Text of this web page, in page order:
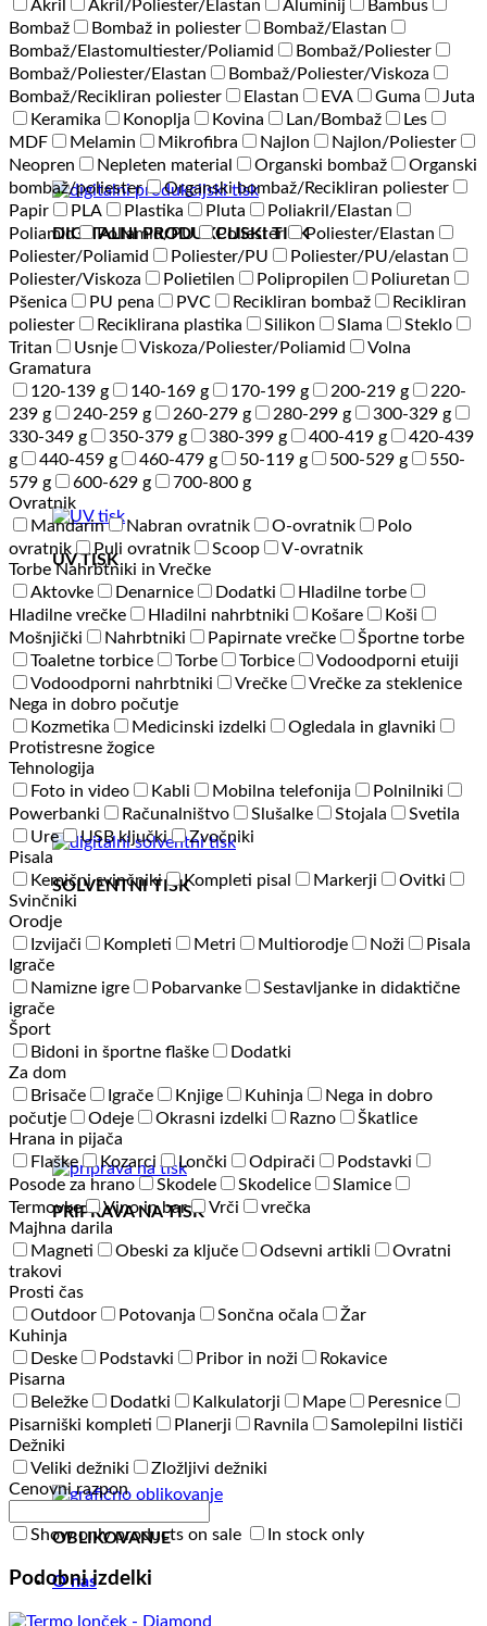
DIGITALNI PRODUKCIJSKI TISK
UV TISK
SOLVENTNI TISK
PRIPRAVA NA TISK
OBLIKOVANJE
O nas
Akril Akril/Poliester/Elastan Aluminij
Bambus
Bombaž
Bombaž in poliester
Bombaž/Elastan
Bombaž/Elastomultiester/Poliamid
Bombaž/Poliester
Bombaž/Poliester/Elastan
Bombaž/Poliester/Viskoza
Bombaž/Recikliran poliester
Elastan EVA Guma
Juta
Keramika
Konoplja Kovina Lan/Bombaž
Les
MDF
Melamin Mikrofibra Najlon
Najlon/Poliester
Neopren
Nepleten material Organski bombaž
Organski
bombaž/poliester
Organski bombaž/Recikliran poliester
Papir
PLA Plastika Pluta
Poliakril/Elastan
Poliamid
Poliamid/PU Poliester
Poliester/Elastan
Poliester/Poliamid
Poliester/PU
Poliester/PU/elastan
Poliester/Viskoza
Polietilen Polipropilen
Poliuretan
Pšenica
PU pena PVC Recikliran bombaž
Recikliran
poliester
Reciklirana plastika Silikon Slama
Steklo
Tritan
Usnje Viskoza/Poliester/Poliamid
Volna
Gramatura
120-139 g
140-169 g 170-199 g 200-219 g
220-
239 g
240-259 g 260-279 g 280-299 g
300-329 g
330-349 g
350-379 g 380-399 g 400-419 g
420-439
g
440-459 g 460-479 g 50-119 g 500-529 g
550-
579 g
600-629 g
700-800 g
Ovratnik
Mandarin
Nabran ovratnik O-ovratnik
Polo
ovratnik
Puli ovratnik Scoop
V-ovratnik
Torbe Nahrbtniki in Vrečke
Aktovke
Denarnice Dodatki
Hladilne torbe
Hladilne vrečke
Hladilni nahrbtniki Košare
Koši
Mošnjički
Nahrbtniki Papirnate vrečke
Športne torbe
Toaletne torbice
Torbe Torbice
Vodoodporni etuiji
Vodoodporni nahrbtniki
Vrečke
Vrečke za steklenice
Nega in dobro počutje
Kozmetika
Medicinski izdelki
Ogledala in glavniki
Protistresne žogice
Tehnologija
Foto in video
Kabli Mobilna telefonija
Polnilniki
Powerbanki
Računalništvo Slušalke Stojala
Svetila
Ure
USB ključki
Zvočniki
Pisala
Kemični svinčniki
Kompleti pisal Markerji
Ovitki
Svinčniki
Orodje
Izvijači
Kompleti Metri Multiorodje Noži
Pisala
Igrače
Namizne igre
Pobarvanke
Sestavljanke in didaktične
igrače
Šport
Bidoni in športne flaške
Dodatki
Za dom
Brisače
Igrače Knjige Kuhinja
Nega in dobro
počutje
Odeje Okrasni izdelki Razno
Škatlice
Hrana in pijača
Flaške
Kozarci Lončki Odpirači
Podstavki
Posode za hrano
Skodele Skodelice
Slamice
Termovke
Vino in bar Vrči
vrečka
Majhna darila
Magneti
Obeski za ključe Odsevni artikli
Ovratni
trakovi
Prosti čas
Outdoor
Potovanja Sončna očala
Žar
Kuhinja
Deske
Podstavki Pribor in noži
Rokavice
Pisarna
Beležke
Dodatki Kalkulatorji Mape
Peresnice
Pisarniški kompleti
Planerji Ravnila
Samolepilni lističi
Dežniki
Veliki dežniki
Zložljivi dežniki
Cenovni razpon
Show only products on sale In stock only
Podobni izdelki